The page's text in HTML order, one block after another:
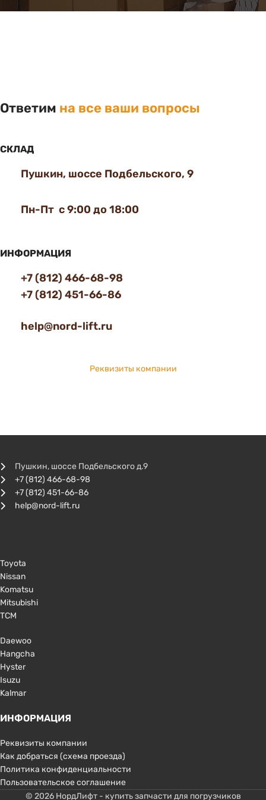
Ответим на все ваши вопросы
СКЛАД
Пушкин, шоссе Подбельского, 9
Пн-Пт с 9:00 до 18:00
ИНФОРМАЦИЯ
+7 (812) 466-68-98
+7 (812) 451-66-86
help@nord-lift.ru
Реквизиты компании
Пушкин, шоссе Подбельского д.9
+7 (812) 466-68-98
+7 (812) 451-66-86
help@nord-lift.ru
Toyota
Nissan
Komatsu
Mitsubishi
TCM
Daewoo
Hangcha
Hyster
Isuzu
Kalmar
ИНФОРМАЦИЯ
Реквизиты компании
Как добраться (схема проезда)
Политика конфиденциальности
Пользовательское соглашение
© 2026 НордЛифт - купить запчасти для погрузчиков